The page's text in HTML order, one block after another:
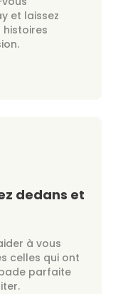
et laissez
histoires
dedans et
à vous
celles qui ont
parfaite